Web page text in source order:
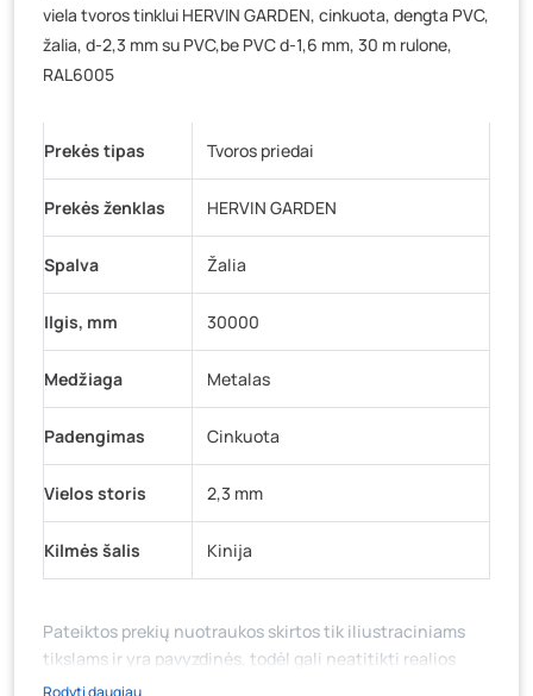
Vilniaus g. 89D, Ukmergė- 23 vienetai
K. Donelaičio g. 17, Rokiškis
- 35 vienetai
viela tvoros tinklui HERVIN GARDEN, cinkuota, dengta PVC,
žalia, d-2,3 mm su PVC,be PVC d-1,6 mm, 30 m rulone,
RAL6005
Prekės tipas Tvoros priedai
Prekės ženklas HERVIN GARDEN
Spalva Žalia
Ilgis, mm 30000
Medžiaga Metalas
Padengimas Cinkuota
Vielos storis 2,3 mm
Kilmės šalis Kinija
Pateiktos prekių nuotraukos skirtos tik iliustraciniams
tikslams ir yra pavyzdinės, todėl gali neatitikti realios
prekių ir jų pakuotės išvaizdos, komplektacijos, spalvos ar
Rodyti daugiau